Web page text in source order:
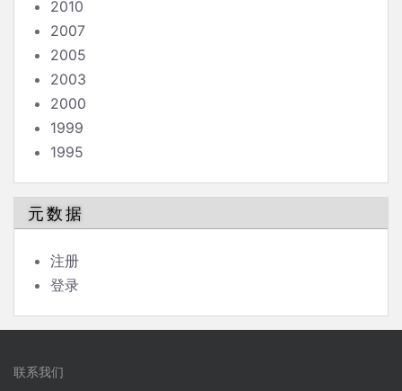
2010
2007
2005
2003
2000
1999
1995
元数据
注册
登录
联系我们